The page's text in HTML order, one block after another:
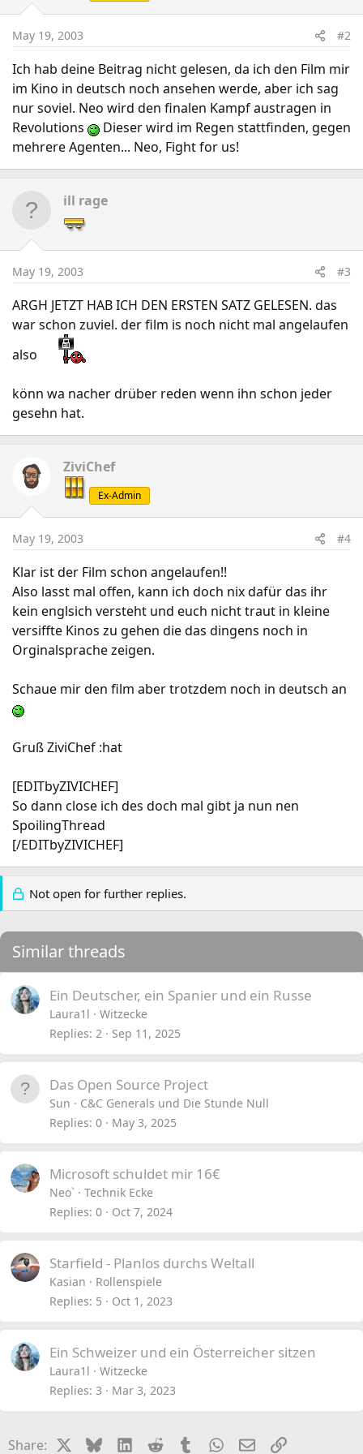
May 19, 2003 #2
Ich hab deine Beitrag nicht gelesen, da ich den Film mir
im Kino in deutsch noch ansehen werde, aber ich sag
nur soviel. Neo wird den finalen Kampf austragen in
Revolutions
Dieser wird im Regen stattfinden, gegen
mehrere Agenten... Neo, Fight for us!
ill rage
May 19, 2003 #3
ARGH JETZT HAB ICH DEN ERSTEN SATZ GELESEN. das
war schon zuviel. der film is noch nicht mal angelaufen
also
könn wa nacher drüber reden wenn ihn schon jeder
gesehn hat.
ZiviChef
Ex-Admin
May 19, 2003 #4
Klar ist der Film schon angelaufen!!
Also lasst mal offen, kann ich doch nix dafür das ihr
kein englsich versteht und euch nicht traut in kleine
versiffte Kinos zu gehen die das dingens noch in
Orginalsprache zeigen.
Schaue mir den film aber trotzdem noch in deutsch an
Gruß ZiviChef :hat
[EDITbyZIVICHEF]
So dann close ich des doch mal gibt ja nun nen
SpoilingThread
[/EDITbyZIVICHEF]
Not open for further replies.
Similar threads
Ein Deutscher, ein Spanier und ein Russe
Laura1l
Witzecke
Replies 2 Sep 11, 2025
Das Open Source Project
Sun
C&C Generals und Die Stunde Null
Replies 0 May 3, 2025
Microsoft schuldet mir 16€
Neo`
Technik Ecke
Replies 0 Oct 7, 2024
Starfield - Planlos durchs Weltall
Kasian
Rollenspiele
Replies 5 Oct 1, 2023
Ein Schweizer und ein Österreicher sitzen
Laura1l
Witzecke
Replies 3 Mar 3, 2023
Share: BlueskyLinkedIn
Reddit TumblrWhatsApp
EmailLink